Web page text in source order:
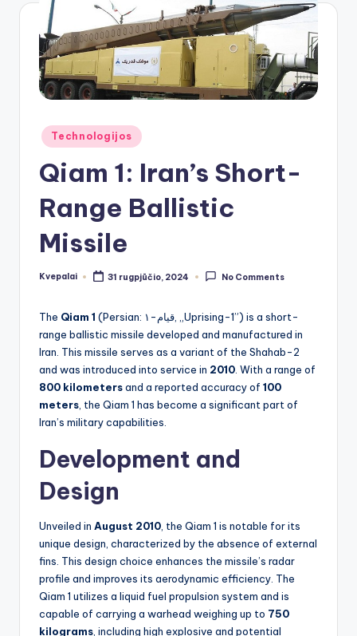
Posted
in
Technologijos
Qiam 1: Iran’s Short-
Range Ballistic
Missile
Posted
Kvepalai 31 rugpjūčio, 2024 No Comments
The Qiam 1 (Persian: قیام-١, „Uprising-1”) is a short-
range ballistic missile developed and manufactured in
Iran. This missile serves as a variant of the Shahab-2
and was introduced into service in 2010. With a range of
800 kilometersand a reported accuracy of 100
meters, the Qiam 1 has become a significant part of
Iran’s military capabilities.
Development and
Design
Unveiled in August 2010, the Qiam 1 is notable for its
unique design, characterized by the absence of external
fins. This design choice enhances the missile’s radar
profile and improves its aerodynamic efficiency. The
Qiam 1 utilizes a liquid fuel propulsion system and is
capable of carrying a warhead weighing up to 750
kilograms, including high explosive and potential